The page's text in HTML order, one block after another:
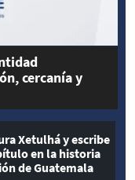
cercanía y
Xetulhá y escribe
en la historia
de Guatemala